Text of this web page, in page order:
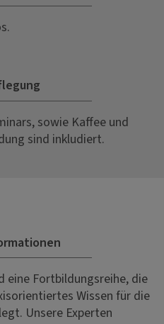
sowie Kaffee und
sind inkludiert.
eine Fortbildungsreihe, die
Wissen für die
Unsere Experten